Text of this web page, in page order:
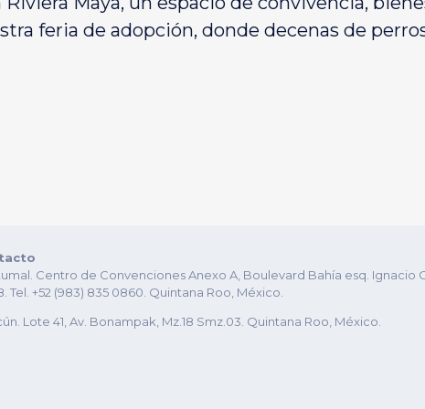
feria de adopción, donde decenas de
Centro de Convenciones Anexo A, Boulevard Bahía esq. Ignacio
Tel. +52 (983) 835 0860. Quintana Roo, México.
Lote 41, Av. Bonampak, Mz.18 Smz.03. Quintana Roo, México.